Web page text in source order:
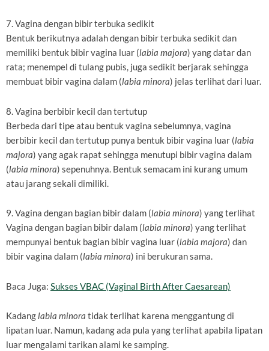
7. Vagina dengan bibir terbuka sedikit
Bentuk berikutnya adalah dengan bibir terbuka sedikit dan
memiliki bentuk bibir vagina luar (labia majora) yang datar dan
rata; menempel di tulang pubis, juga sedikit berjarak sehingga
membuat bibir vagina dalam (labia minora) jelas terlihat dari luar.
8. Vagina berbibir kecil dan tertutup
Berbeda dari tipe atau bentuk vagina sebelumnya, vagina
berbibir kecil dan tertutup punya bentuk bibir vagina luar (labia
majora) yang agak rapat sehingga menutupi bibir vagina dalam
(labia minora) sepenuhnya. Bentuk semacam ini kurang umum
atau jarang sekali dimiliki.
9. Vagina dengan bagian bibir dalam (labia minora) yang terlihat
Vagina dengan bagian bibir dalam (labia minora) yang terlihat
mempunyai bentuk bagian bibir vagina luar (labia majora) dan
bibir vagina dalam (labia minora) ini berukuran sama.
Baca Juga: Sukses VBAC (Vaginal Birth After Caesarean)
Kadanglabia minora tidak terlihat karena menggantung di
lipatan luar. Namun, kadang ada pula yang terlihat apabila lipatan
luar mengalami tarikan alami ke samping.